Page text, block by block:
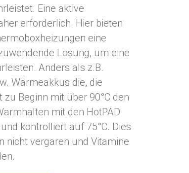
Eine aktive
erforderlich. Hier bieten
eine
Lösung, um eine
Anders als z.B.
Wärmeakkus die, die
Beginn mit über 90°C den
mit den HotPAD
kontrolliert auf 75°C. Dies
nicht vergaren und Vitamine